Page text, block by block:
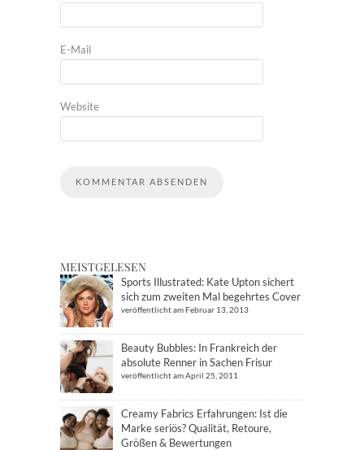
E-Mail
Website
MEISTGELESEN
Sports Illustrated: Kate Upton sichert
sich zum zweiten Mal begehrtes Cover
veröffentlicht am Februar 13, 2013
Beauty Bubbles: In Frankreich der
absolute Renner in Sachen Frisur
veröffentlicht am April 25, 2011
Creamy Fabrics Erfahrungen: Ist die
Marke seriös? Qualität, Retoure,
Größen & Bewertungen